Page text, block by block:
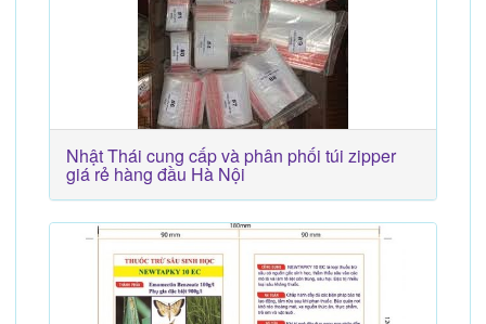
Nhật Thái cung cấp và phân phối túi zipper
giá rẻ hàng đầu Hà Nội